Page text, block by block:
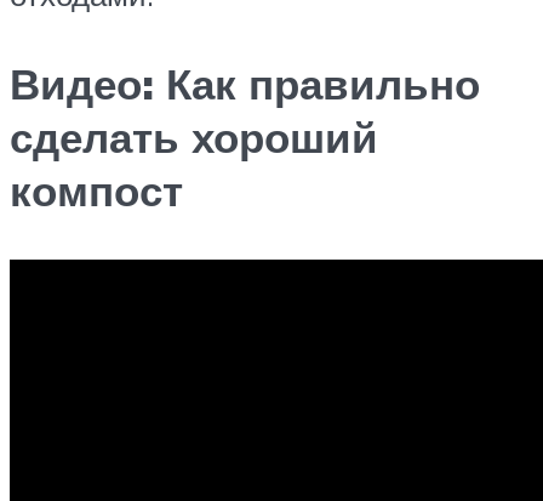
Видео: Как правильно
сделать хороший
компост